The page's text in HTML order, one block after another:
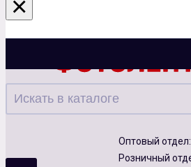
Казань
Оптовый отдел:
Розничный
×